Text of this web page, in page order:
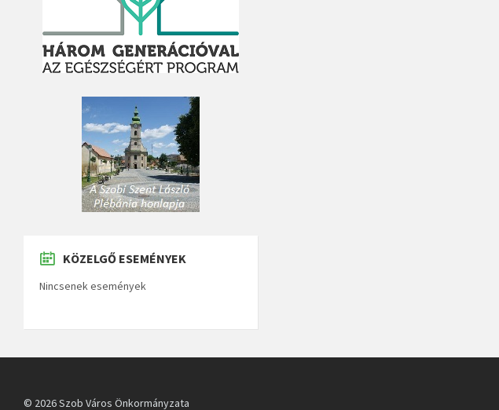
KÖZELGŐ ESEMÉNYEK
Nincsenek események
© 2026 Szob Város Önkormányzata